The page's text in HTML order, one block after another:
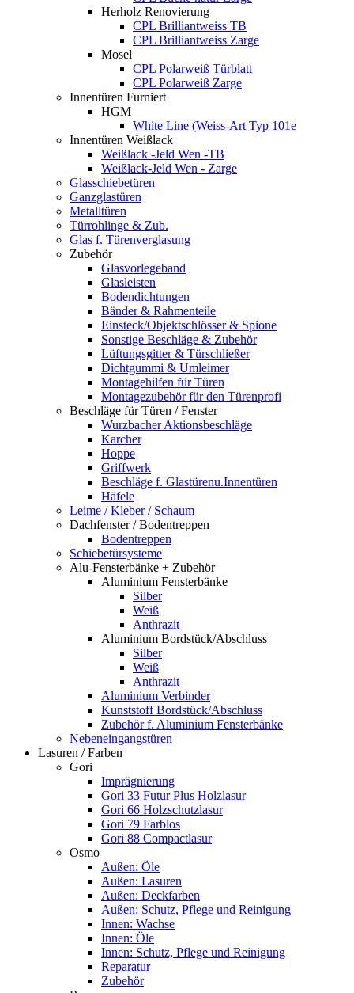
Herholz Renovierung
CPL Brilliantweiss TB
CPL Brilliantweiss Zarge
Mosel
CPL Polarweiß Türblatt
CPL Polarweiß Zarge
Innentüren Furniert
HGM
White Line (Weiss-Art Typ 101e
Innentüren Weißlack
Weißlack -Jeld Wen -TB
Weißlack-Jeld Wen - Zarge
Glasschiebetüren
Ganzglastüren
Metalltüren
Türrohlinge & Zub.
Glas f. Türenverglasung
Zubehör
Glasvorlegeband
Glasleisten
Bodendichtungen
Bänder & Rahmenteile
Einsteck/Objektschlösser & Spione
Sonstige Beschläge & Zubehör
Lüftungsgitter & Türschließer
Dichtgummi & Umleimer
Montagehilfen für Türen
Montagezubehör für den Türenprofi
Beschläge für Türen / Fenster
Wurzbacher Aktionsbeschläge
Karcher
Hoppe
Griffwerk
Beschläge f. Glastürenu.Innentüren
Häfele
Leime / Kleber / Schaum
Dachfenster / Bodentreppen
Bodentreppen
Schiebetürsysteme
Alu-Fensterbänke + Zubehör
Aluminium Fensterbänke
Silber
Weiß
Anthrazit
Aluminium Bordstück/Abschluss
Silber
Weiß
Anthrazit
Aluminium Verbinder
Kunststoff Bordstück/Abschluss
Zubehör f. Aluminium Fensterbänke
Nebeneingangstüren
Lasuren / Farben
Gori
Imprägnierung
Gori 33 Futur Plus Holzlasur
Gori 66 Holzschutzlasur
Gori 79 Farblos
Gori 88 Compactlasur
Osmo
Außen: Öle
Außen: Lasuren
Außen: Deckfarben
Außen: Schutz, Pflege und Reinigung
Innen: Wachse
Innen: Öle
Innen: Schutz, Pflege und Reinigung
Reparatur
Zubehör